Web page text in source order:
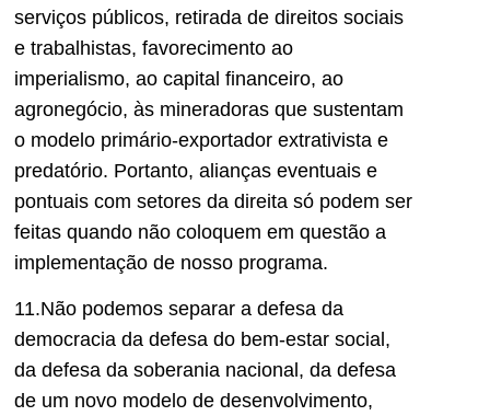
serviços públicos, retirada de direitos sociais
e trabalhistas, favorecimento ao
imperialismo, ao capital financeiro, ao
agronegócio, às mineradoras que sustentam
o modelo primário-exportador extrativista e
predatório. Portanto, alianças eventuais e
pontuais com setores da direita só podem ser
feitas quando não coloquem em questão a
implementação de nosso programa.
11.Não podemos separar a defesa da
democracia da defesa do bem-estar social,
da defesa da soberania nacional, da defesa
de um novo modelo de desenvolvimento,